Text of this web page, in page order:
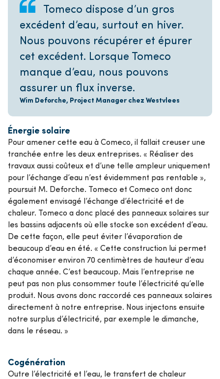
Tomeco dispose d’un gros
excédent d’eau, surtout en hiver.
Nous pouvons récupérer et épurer
cet excédent. Lorsque Tomeco
manque d’eau, nous pouvons
assurer un flux inverse.
Wim Deforche, Project Manager chez Westvlees
Énergie solaire
Pour amener cette eau à Comeco, il fallait creuser une
tranchée entre les deux entreprises. « Réaliser des
travaux aussi coûteux et d’une telle ampleur uniquement
pour l’échange d’eau n’est évidemment pas rentable »,
poursuit M. Deforche. Tomeco et Comeco ont donc
également envisagé l’échange d’électricité et de
chaleur. Tomeco a donc placé des panneaux solaires sur
les bassins adjacents où elle stocke son excédent d’eau.
De cette façon, elle peut éviter l’évaporation de
beaucoup d’eau en été. « Cette construction lui permet
d’économiser environ 70 centimètres de hauteur d’eau
chaque année. C’est beaucoup. Mais l’entreprise ne
peut pas non plus consommer toute l’électricité qu’elle
produit. Nous avons donc raccordé ces panneaux solaires
directement à notre entreprise. Nous injectons ensuite
notre surplus d’électricité, par exemple le dimanche,
dans le réseau. »
Cogénération
Outre l’électricité et l’eau, le transfert de chaleur